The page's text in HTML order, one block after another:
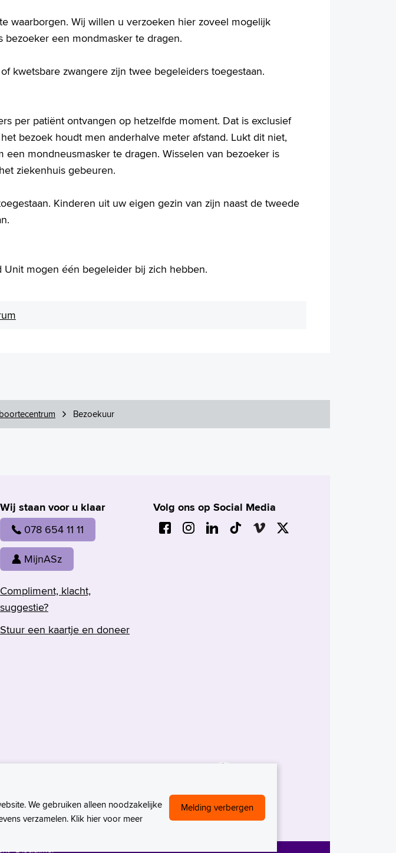
waarborgen. Wij willen u verzoeken hier zoveel mogelijk
een mondmasker te dragen.
kwetsbare zwangere zijn twee begeleiders toegestaan.
per patiënt ontvangen op hetzelfde moment. Dat is exclusief
bezoek houdt men anderhalve meter afstand. Lukt dit niet,
mondneusmasker te dragen. Wisselen van bezoeker is
ziekenhuis gebeuren.
Kinderen uit uw eigen gezin van zijn naast de tweede
Unit mogen één begeleider bij zich hebben.
Bezoekuur
Wij staan voor u klaar
078 654 11 11
MijnASz
Compliment, klacht,
suggestie?
Stuur een kaartje en doneer
Volg ons op Social Media
Disclaimer
We gebruiken alleen noodzakelijke
verzamelen. Klik hier voor meer
Melding verbergen